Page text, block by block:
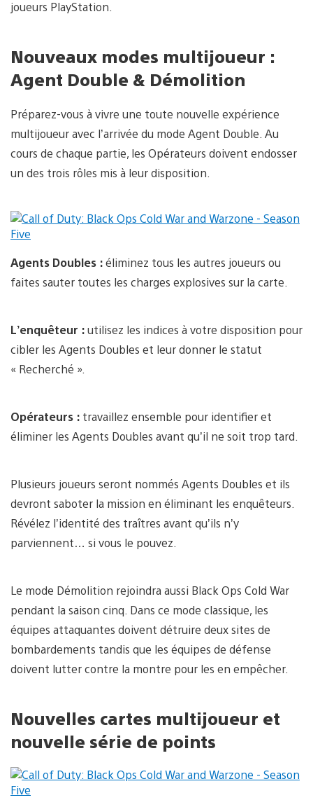
joueurs PlayStation.
Nouveaux modes multijoueur :
Agent Double & Démolition
Préparez-vous à vivre une toute nouvelle expérience
multijoueur avec l’arrivée du mode Agent Double. Au
cours de chaque partie, les Opérateurs doivent endosser
un des trois rôles mis à leur disposition.
Agents Doubles :éliminez tous les autres joueurs ou
faites sauter toutes les charges explosives sur la carte.
L’enquêteur :utilisez les indices à votre disposition pour
cibler les Agents Doubles et leur donner le statut
« Recherché ».
Opérateurs : travaillez ensemble pour identifier et
éliminer les Agents Doubles avant qu’il ne soit trop tard.
Plusieurs joueurs seront nommés Agents Doubles et ils
devront saboter la mission en éliminant les enquêteurs.
Révélez l’identité des traîtres avant qu’ils n’y
parviennent… si vous le pouvez.
Le mode Démolition rejoindra aussi Black Ops Cold War
pendant la saison cinq. Dans ce mode classique, les
équipes attaquantes doivent détruire deux sites de
bombardements tandis que les équipes de défense
doivent lutter contre la montre pour les en empêcher.
Nouvelles cartes multijoueur et
nouvelle série de points